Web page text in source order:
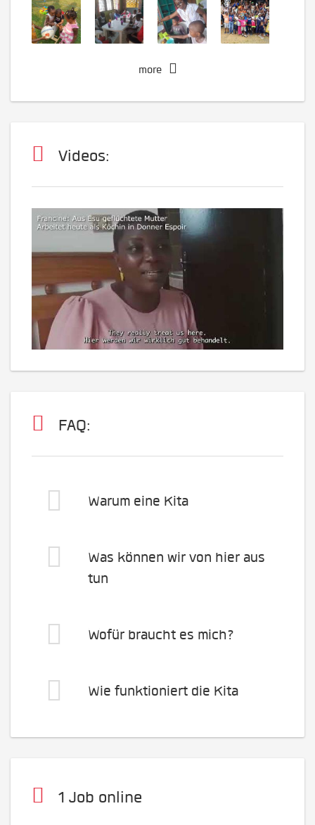
more
Videos:
FAQ:
Warum eine Kita
Was können wir von hier aus
tun
Wofür braucht es mich?
Wie funktioniert die Kita
1 Job online